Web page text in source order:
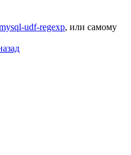
udf-regexp, или самому